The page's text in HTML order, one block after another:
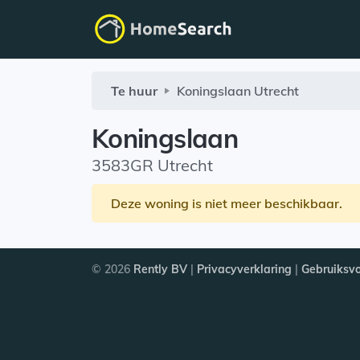
Te huur Koningslaan Utrecht
Koningslaan
3583GR Utrecht
Deze woning is niet meer beschikbaar.
© 2026 Rently BV | Privacyverklaring |